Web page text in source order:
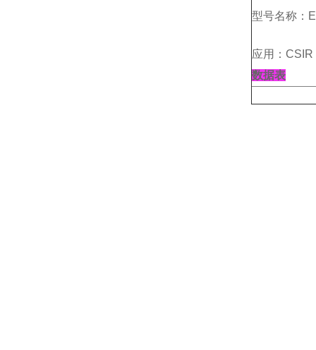
型号名称：
应用：
数据表